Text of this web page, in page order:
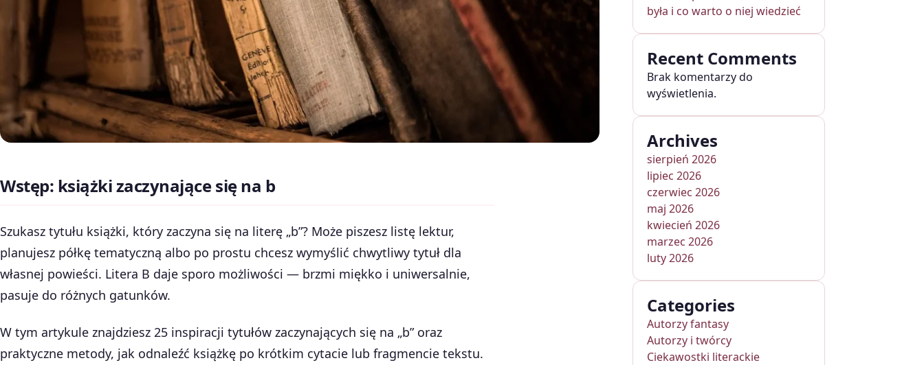
Wstęp: książki zaczynające się na b
Szukasz tytułu książki, który zaczyna się na literę „b”? Może piszesz listę lektur,
planujesz półkę tematyczną albo po prostu chcesz wymyślić chwytliwy tytuł dla
własnej powieści. Litera B daje sporo możliwości — brzmi miękko i uniwersalnie,
pasuje do różnych gatunków.
W tym artykule znajdziesz 25 inspiracji tytułów zaczynających się na „b” oraz
praktyczne metody, jak odnaleźć książkę po krótkim cytacie lub fragmencie tekstu.
była i co warto o niej wiedzieć
Recent Comments
Brak komentarzy do
wyświetlenia.
Archives
sierpień 2026
lipiec 2026
czerwiec 2026
maj 2026
kwiecień 2026
marzec 2026
luty 2026
Categories
Autorzy fantasy
Autorzy i twórcy
Ciekawostki literackie